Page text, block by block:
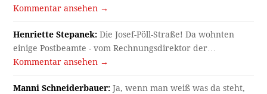
Kommentar ansehen →
Henriette Stepanek: Die Josef-Pöll-Straße! Da wohnten
einige Postbeamte - vom Rechnungsdirektor der…
Kommentar ansehen →
Manni Schneiderbauer: Ja, wenn man weiß was da steht,